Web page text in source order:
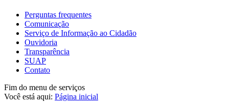
Perguntas frequentes
Comunicação
Serviço de Informação ao Cidadão
Ouvidoria
Transparência
SUAP
Contato
Fim do menu de serviços
Você está aqui: Página inicial